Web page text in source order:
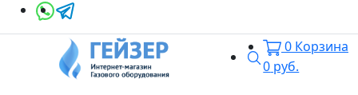
Поиск
0 Корзина
0 руб.